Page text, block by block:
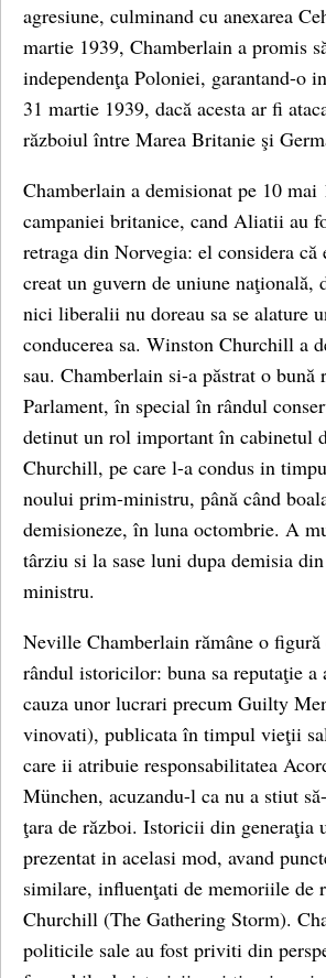
agresiune, culminand cu anexarea
martie 1939, Chamberlain a promis
independenţa Poloniei, garantand-o
31 martie 1939, dacă acesta ar fi
războiul între Marea Britanie şi
Chamberlain a demisionat pe 10 mai
campaniei britanice, cand Aliatii au
retraga din Norvegia: el considera că
creat un guvern de uniune
nici liberalii nu doreau sa se alature
conducerea sa. Winston Churchill a
sau. Chamberlain si-a păstrat o bună
Parlament, în special în rândul
detinut un rol important în cabinetul
Churchill, pe care l-a condus in
noului prim-ministru, până când
demisioneze, în luna octombrie. A
târziu si la sase luni dupa demisia
ministru.
Neville Chamberlain rămâne o figură
rândul istoricilor: buna sa reputaţie a
cauza unor lucrari precum Guilty
vinovati), publicata în timpul vieţii
care ii atribuie responsabilitatea
München, acuzandu-l ca nu a stiut
ţara de război. Istoricii din generaţia
prezentat in acelasi mod, avand
similare, influenţati de memoriile de
Churchill (The Gathering Storm).
politicile sale au fost priviti din